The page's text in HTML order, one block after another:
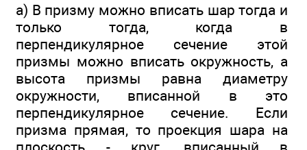
а) В призму можно вписать шар тогда и
только тогда, когда в
перпендикулярное сечение этой
призмы можно вписать окружность, а
высота призмы равна диаметру
окружности, вписанной в это
перпендикулярное сечение. Если
призма прямая, то проекция шара на
плоскость - круг, вписанный в